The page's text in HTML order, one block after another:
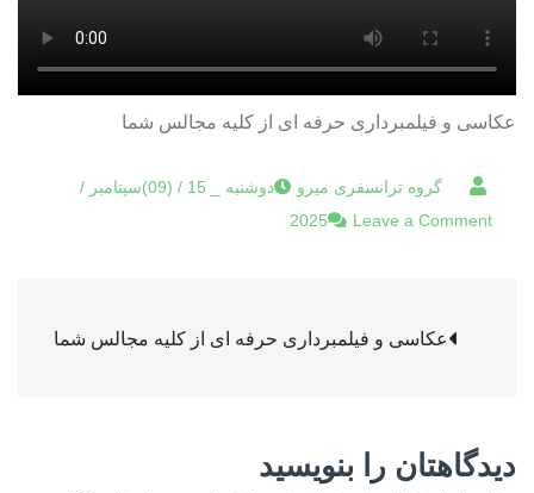
عکاسی و فیلمبرداری حرفه ای از کلیه مجالس شما
دوشنبه _ 15 / (09)سپتامبر /
2025
Leave a Comment
حرفه
مجالس
راهبری
عکاسی و فیلمبرداری حرفه ای از کلیه مجالس شما
دیدگاهتان را بنویسید